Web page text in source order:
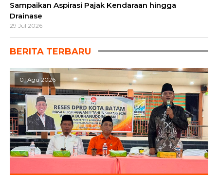
Sampaikan Aspirasi Pajak Kendaraan hingga
Drainase
29 Jul 2026
BERITA TERBARU
01 Agu 2026